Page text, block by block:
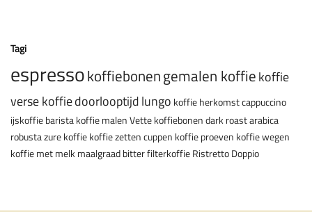
Tagi
espressokoffiebonengemalen koffiekoffie
verse koffiedoorlooptijdlungo koffie herkomstcappuccino
ijskoffiebaristakoffie malenVette koffiebonendark roastarabica
robustazure koffiekoffie zettencuppen koffie proeven koffie wegen
koffie met melkmaalgraadbitterfilterkoffieRistrettoDoppio